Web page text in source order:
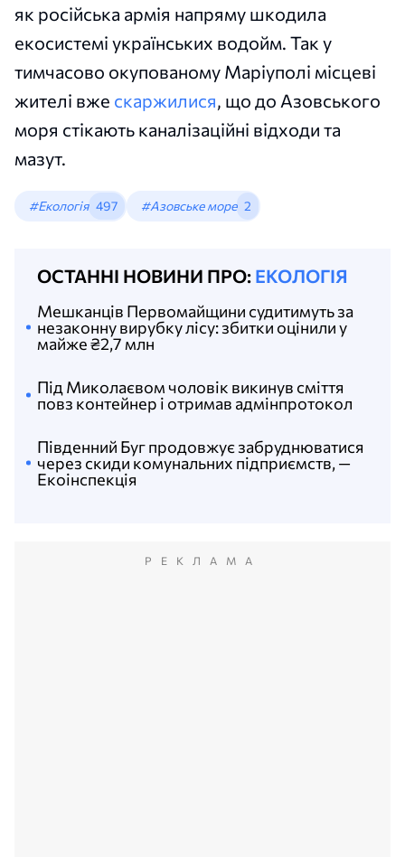
як російська армія напряму шкодила
екосистемі українських водойм. Так у
тимчасово окупованому Маріуполі місцеві
жителі вже скаржилися, що до Азовського
моря стікають каналізаційні відходи та
мазут.
#Екологія 497 #Азовське море 2
ОСТАННІ НОВИНИ ПРО: ЕКОЛОГІЯ
Південний Буг продовжує забруднюватися
через скиди комунальних підприємств, —
Екоінспекція
Під Миколаєвом чоловік викинув сміття
повз контейнер і отримав адмінпротокол
Мешканців Первомайщини судитимуть за
незаконну вирубку лісу: збитки оцінили у
майже ₴2,7 млн
РЕКЛАМА